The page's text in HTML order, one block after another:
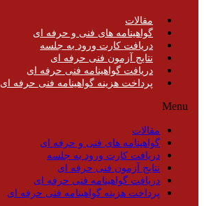
مقالات
گواهینامه های فنی و حرفه ای
دریافت کارت ورود به جلسه
نتایج آزمون فنی حرفه ای
دریافت گواهینامه فنی حرفه ای
پرداخت هزینه گواهینامه فنی حرفه ای
Menu
مقالات
گواهینامه های فنی و حرفه ای
دریافت کارت ورود به جلسه
نتایج آزمون فنی حرفه ای
دریافت گواهینامه فنی حرفه ای
پرداخت هزینه گواهینامه فنی حرفه ای